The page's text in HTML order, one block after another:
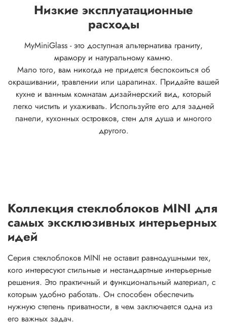
Низкие эксплуатационные
расходы
MyMiniGlass - это доступная альтернатива граниту,
мрамору и натуральному камню.
Мало того, вам никогда не придется беспокоиться об
окрашивании, травлении или царапинах. Придайте вашей
кухне и ванным комнатам дизайнерский вид, который
легко чистить и ухаживать. Используйте его для задней
панели, кухонных островков, стен для душа и многого
другого.
Коллекция стеклоблоков MINI для
самых эксклюзивных интерьерных
идей
Серия стеклоблоков MINI не оставит равнодушными тех,
кого интересуют стильные и нестандартные интерьерные
решения. Это практичный и функциональный материал, с
которым удобно работать. Он способен обеспечить
нужную степень приватности, в чем заключается одна из
его важных задач.